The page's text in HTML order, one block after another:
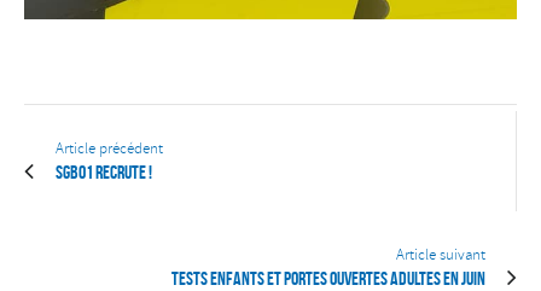
Article précédent
SGB01 Recrute !
Article suivant
Tests enfants et portes ouvertes Adultes en Juin